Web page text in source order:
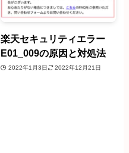
楽天セキュリティエラー
E01_009の原因と対処法
2022年1月3日 2022年12月21日